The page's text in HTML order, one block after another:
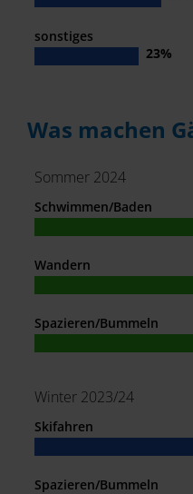
sonstiges
Was machen
Sommer 2024
Schwimmen/Baden
Wandern
Spazieren/Bummeln
Winter 2023/24
Skifahren
Spazieren/Bummeln